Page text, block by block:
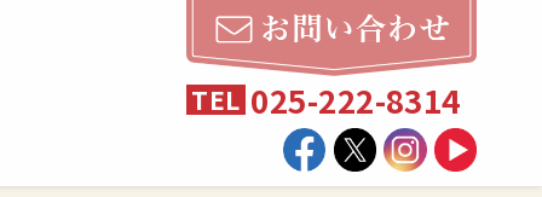
TEL 025-222-8314